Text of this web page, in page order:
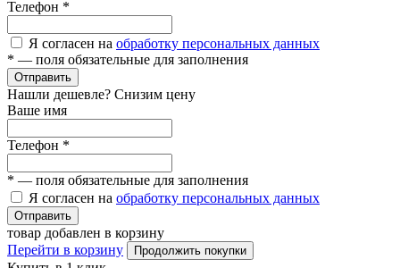
Телефон *
Я согласен на обработку персональных данных
* — поля обязательные для заполнения
Отправить
Нашли дешевле? Снизим цену
Ваше имя
Телефон *
* — поля обязательные для заполнения
Я согласен на обработку персональных данных
Отправить
товар добавлен в корзину
Перейти в корзину
Продолжить покупки